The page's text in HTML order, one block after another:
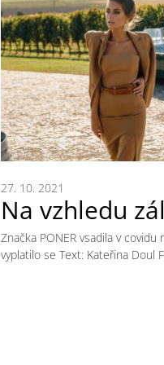
Na vzhledu
27. 10. 2021
Značka PONER vsadila v covidu
vyplatilo se Text: Kateřina Doul